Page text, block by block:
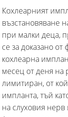
Кохлеарният
възстановяване
при малки деца,
се за доказано
кохлеарна
месец от деня на
лимитиран, от
импланта, тъй
на слуховия нерв